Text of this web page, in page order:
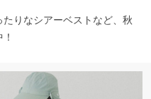
りなシアーベストなど、秋